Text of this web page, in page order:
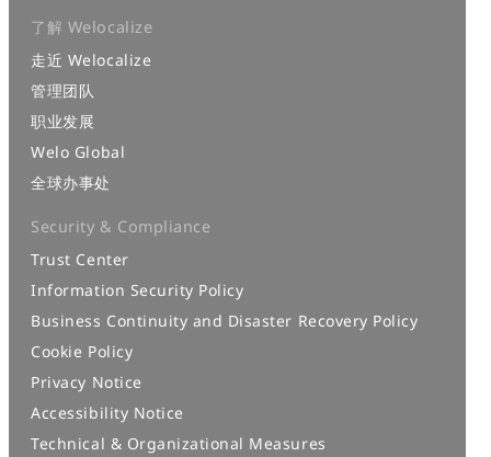
了解 Welocalize
走近 Welocalize
管理团队
职业发展
Welo Global
全球办事处
Security & Compliance
Trust Center
Information Security Policy
Business Continuity and Disaster Recovery Policy
Cookie Policy
Privacy Notice
Accessibility Notice
Technical & Organizational Measures